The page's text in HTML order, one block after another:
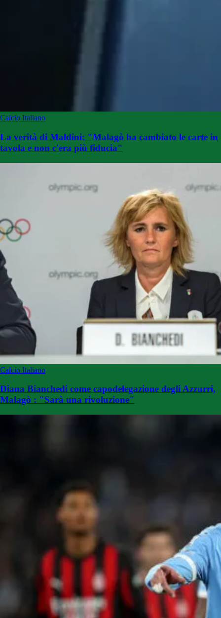
Calcio Italiano
La verità di Maldini: "Malagò ha cambiato le carte in
tavola e non c'era più fiducia"
Calcio Italiano
Diana Bianchedi come capodelegazione degli Azzurri,
Malagò : "Sarà una rivoluzione"